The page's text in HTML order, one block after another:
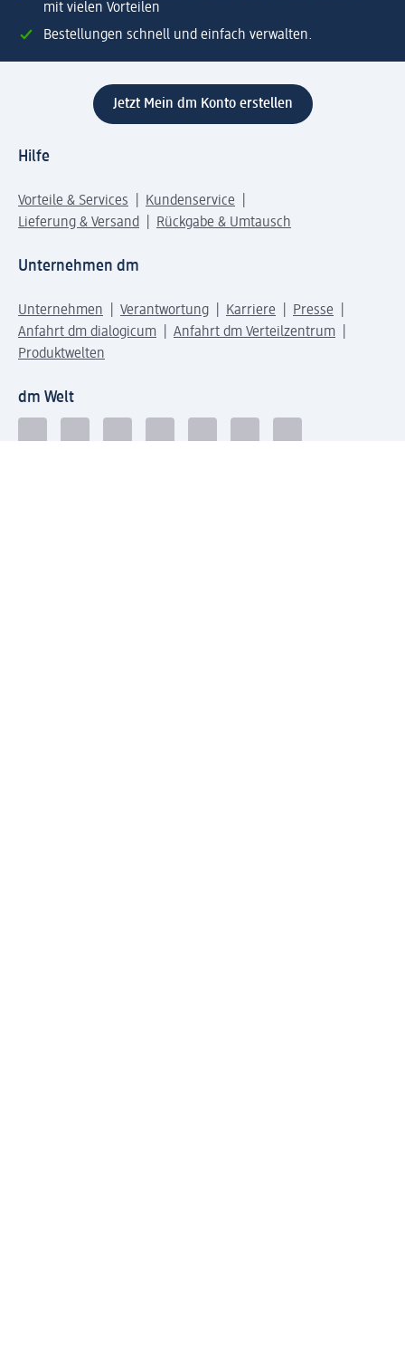
mit vielen Vorteilen
Bestellungen schnell und einfach verwalten.
Jetzt Mein dm Konto erstellen
Hilfe
Vorteile & Services
Kundenservice
Lieferung & Versand
Rückgabe & Umtausch
Unternehmen dm
Unternehmen Verantwortung Karriere
Presse
Anfahrt dm dialogicum
Anfahrt dm Verteilzentrum
Produktwelten
dm Welt